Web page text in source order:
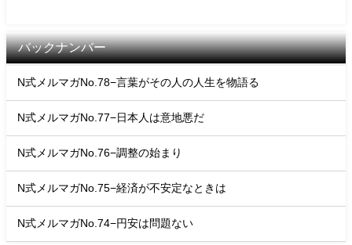
バックナンバー
N式メルマガNo.78−言葉がその人の人生を物語る
N式メルマガNo.77−日本人は意地悪だ
N式メルマガNo.76−調整の始まり
N式メルマガNo.75−経済が不安定なときは
N式メルマガNo.74−円安は問題ない